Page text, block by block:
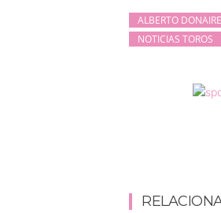
ALBERTO DONAIRE
NOTICIAS TOROS